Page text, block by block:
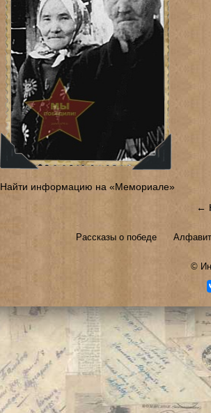
Найти информацию на «Мемориале»
←
Рассказы о победе
©